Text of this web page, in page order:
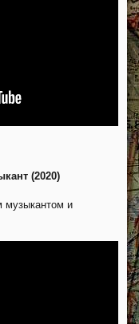
(2020)
музыкантом и